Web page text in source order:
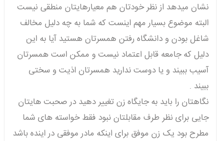
نشان میدهد از نظر خودتان هم معیارهایتان منطقی نیست
البته موضوع بسیار مهم اینست که شما به چه دلیل مخالف
شاغل بودن و دانشگاه رفتن همسرتان هستید آیا به این
دلیل که جامعه قابل اعتماد نیست و ممکن است همسرتان
آسیب ببیند و یا دوست ندارید همسرتان اذیت و سختی
ببیند .
نگاهتان را باید به جایگاه زن تغییر دهید در صحبت هایتان
جایی برای نظر طرف مقابلتان نبود فقط خواسته های شما
مطرح بود یک زن موفق برای اینکه مادر موفقی در اینده باشد